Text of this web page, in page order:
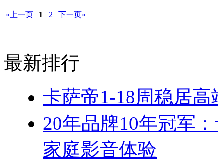
«上一页 1 2 下一页»
最新排行
卡萨帝1-18周稳居
20年品牌10年冠军
家庭影音体验